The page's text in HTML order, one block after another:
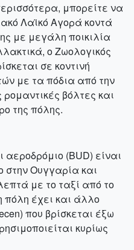
μπορείτε να
Λαϊκό Αγορά κοντά
με μεγάλη ποικιλία
ο Ζωολογικός
σε κοντινή
με τα πόδια από την
βόλτες και
της πόλης.
(BUD) είναι
στην Ουγγαρία και
με το ταξί από το
πόλη έχει και άλλο
που βρίσκεται έξω
κυρίως